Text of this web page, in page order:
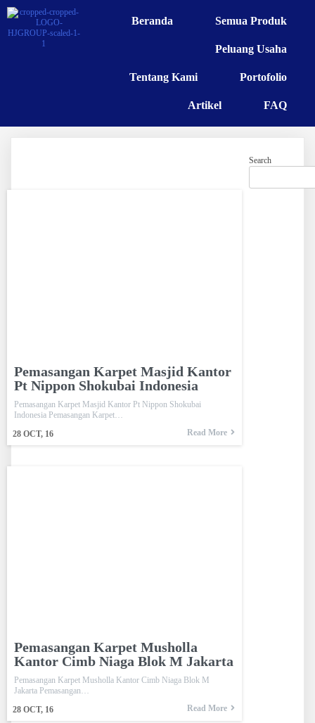
Beranda Semua Produk
Peluang Usaha
Tentang Kami Portofolio
Artikel FAQ
Pemasangan Karpet Masjid Kantor
Pt Nippon Shokubai Indonesia
28 OCT, 16
Pemasangan Karpet Masjid Kantor Pt Nippon Shokubai
Indonesia Pemasangan Karpet…
Read More
Pemasangan Karpet Musholla
Kantor Cimb Niaga Blok M Jakarta
28 OCT, 16
Pemasangan Karpet Musholla Kantor Cimb Niaga Blok M
Jakarta Pemasangan…
Read More
Search